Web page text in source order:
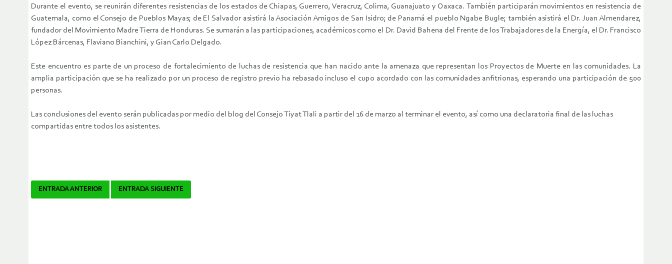
Durante el evento, se reunirán diferentes resistencias de los estados de Chiapas, Guerrero, Veracruz, Colima, Guanajuato y Oaxaca. También participarán movimientos en resistencia de
Guatemala, como el Consejo de Pueblos Mayas; de El Salvador asistirá la Asociación Amigos de San Isidro; de Panamá el pueblo Ngabe Bugle; también asistirá el Dr. Juan Almendarez,
fundador del Movimiento Madre Tierra de Honduras. Se sumarán a las participaciones, académicos como el Dr. David Bahena del Frente de los Trabajadores de la Energía, el Dr. Francisco
López Bárcenas, Flaviano Bianchini, y Gian Carlo Delgado.
Este encuentro es parte de un proceso de fortalecimiento de luchas de resistencia que han nacido ante la amenaza que representan los Proyectos de Muerte en las comunidades. La
amplia participación que se ha realizado por un proceso de registro previo ha rebasado incluso el cupo acordado con las comunidades anfitrionas, esperando una participación de 500
personas.
Las conclusiones del evento serán publicadas por medio del blog del Consejo Tiyat Tlali a partir del 16 de marzo al terminar el evento, así como una declaratoria final de las luchas
compartidas entre todos los asistentes.
Navegador
ENTRADA ANTERIOR ENTRADA SIGUIENTE